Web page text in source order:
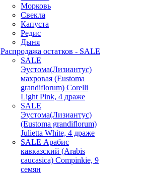
Морковь
Свекла
Капуста
Редис
Дыня
Распродажа остатков - SALE
SALE
Эустома(Лизиантус)
махровая (Eustoma
grandiflorum) Corelli
Light Pink, 4 драже
SALE
Эустома(Лизиантус)
(Eustoma grandiflorum)
Julietta White, 4 драже
SALE Арабис
кавказский (Arabis
caucasica) Compinkie, 9
семян